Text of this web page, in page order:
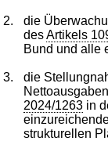
2.
die
desArtikels
Bund und alle
3.
die
2024/1263 in
strukturellen